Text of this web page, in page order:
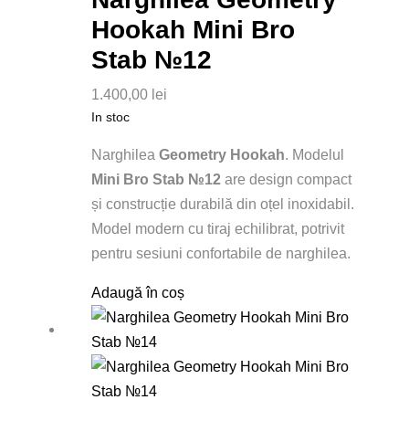
Hookah Mini Bro
Stab №12
1.400,00 lei
In stoc
Narghilea Geometry Hookah. Modelul
Mini Bro Stab №12 are design compact
și construcție durabilă din oțel inoxidabil.
Model modern cu tiraj echilibrat, potrivit
pentru sesiuni confortabile de narghilea.
Adaugă în coș